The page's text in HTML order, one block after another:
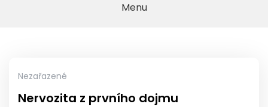
Menu
Nezařazené
Nervozita z prvního dojmu